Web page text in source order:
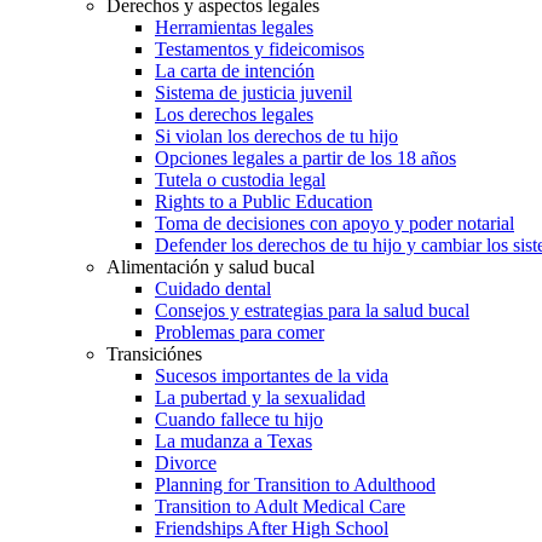
Derechos y aspectos legales
Herramientas legales
Testamentos y fideicomisos
La carta de intención
Sistema de justicia juvenil
Los derechos legales
Si violan los derechos de tu hijo
Opciones legales a partir de los 18 años
Tutela o custodia legal
Rights to a Public Education
Toma de decisiones con apoyo y poder notarial
Defender los derechos de tu hijo y cambiar los
Alimentación y salud bucal
Cuidado dental
Consejos y estrategias para la salud bucal
Problemas para comer
Transiciónes
Sucesos importantes de la vida
La pubertad y la sexualidad
Cuando fallece tu hijo
La mudanza a Texas
Divorce
Planning for Transition to Adulthood
Transition to Adult Medical Care
Friendships After High School